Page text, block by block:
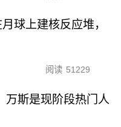
球上建核反应堆，
阅读 51229
万斯是现阶段热门人